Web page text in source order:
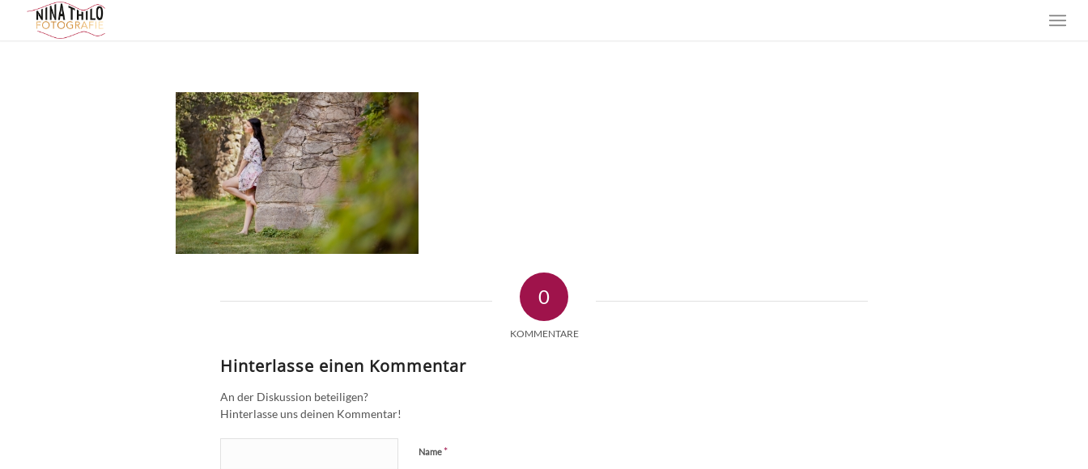
0
KOMMENTARE
Hinterlasse einen Kommentar
An der Diskussion beteiligen?
Hinterlasse uns deinen Kommentar!
Name*